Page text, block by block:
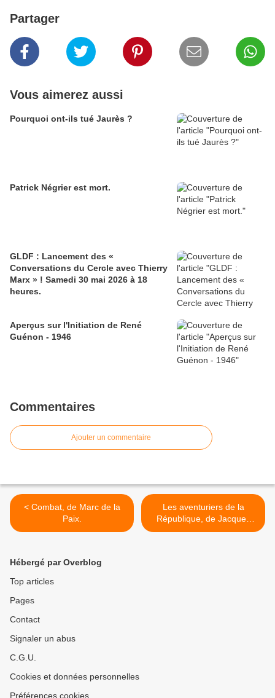
Partager
Vous aimerez aussi
Pourquoi ont-ils tué Jaurès ?
Patrick Négrier est mort.
GLDF : Lancement des «
Conversations du Cercle avec Thierry
Marx » ! Samedi 30 mai 2026 à 18
heures.
Aperçus sur l'Initiation de René
Guénon - 1946
Commentaires
Ajouter un commentaire
< Combat, de Marc de la
Paix.
Les aventuriers de la
République, de Jacques
Ravenne et Laurent
Hébergé par Overblog
Top articles
Pages
Contact
Signaler un abus
C.G.U.
Cookies et données personnelles
Préférences cookies